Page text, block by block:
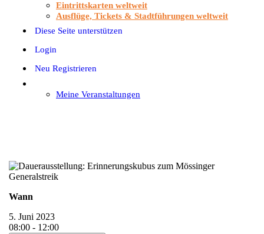
Eintrittskarten weltweit
Ausflüge, Tickets & Stadtführungen weltweit
Diese Seite unterstützen
Login
Neu Registrieren
Meine Veranstaltungen
Wann
5. Juni 2023
08:00 - 12:00